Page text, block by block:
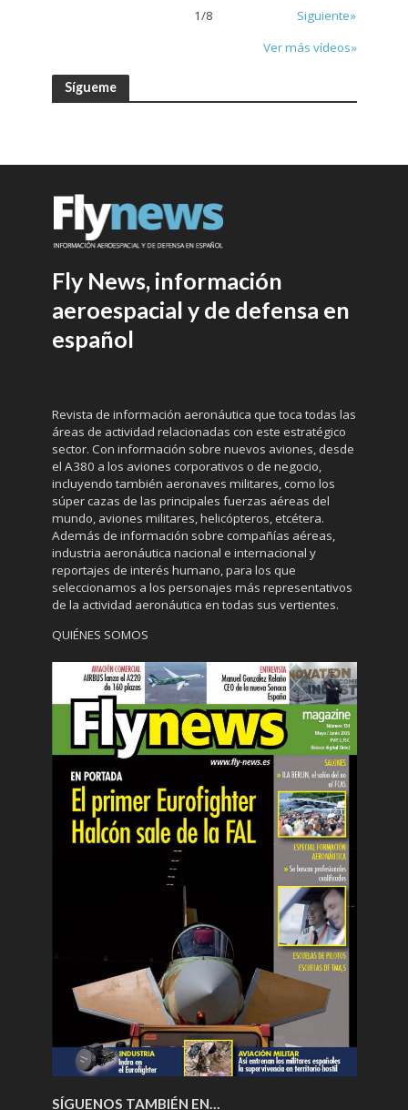
1/8
Siguiente»
Ver más vídeos»
Sígueme
Fly News, información
aeroespacial y de defensa en
español
Revista de información aeronáutica que toca todas las
áreas de actividad relacionadas con este estratégico
sector. Con información sobre nuevos aviones, desde
el A380 a los aviones corporativos o de negocio,
incluyendo también aeronaves militares, como los
súper cazas de las principales fuerzas aéreas del
mundo, aviones militares, helicópteros, etcétera.
Además de información sobre compañías aéreas,
industria aeronáutica nacional e internacional y
reportajes de interés humano, para los que
seleccionamos a los personajes más representativos
de la actividad aeronáutica en todas sus vertientes.
QUIÉNES SOMOS
SÍGUENOS TAMBIÉN EN…